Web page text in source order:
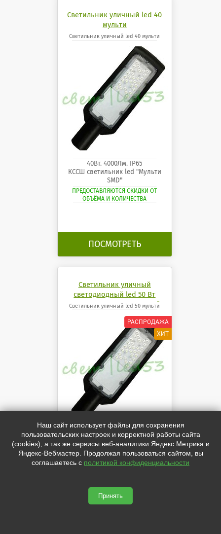
Светильник уличный led 40
мульти
Светильник уличный led 40 мульти
40Вт. 4000Лм. IP65
КССШ светильник led "Мульти
SMD"
ПРЕДОСТАВЛЯЮТСЯ СКИДКИ ОТ
ОБЪЁМА И КОЛИЧЕСТВА
ПОСМОТРЕТЬ
Светильник уличный
светодиодный led 50 Вт
мульти линза консольный
Светильник уличный led 50 мульти
50Вт. 5000Лм. IP65
КССШ светильник led "Мульти
ПРЕДОСТАВЛЯЮТСЯ СКИДКИ ОТ
ОБЪЁМА И КОЛИЧЕСТВА
1 230руб.
Наш сайт использует файлы для сохранения
пользовательских настроек и корректной работы сайта
(cookies), а так же сервисы веб-аналитики Яндекс.Метрика и
Яндекс-Вебмастер. Продолжая пользоваться сайтом, вы
соглашаетесь с политикой конфиденциальности
Принять